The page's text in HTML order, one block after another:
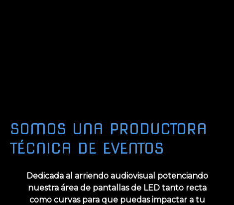
SOMOS UNA PRODUCTORA
TÉCNICA DE EVENTOS
Dedicada al arriendo audiovisual potenciando
nuestra área de pantallas de LED tanto recta
como curvas para que puedas impactar a tu